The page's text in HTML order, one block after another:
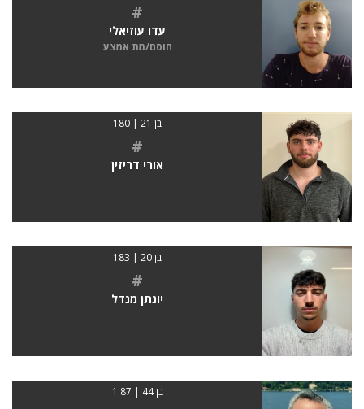
#
עדו עוזיאלי
חוסם/מת אמצע
בן 21 | 180
#
אורי דריזין
בן 20 | 183
#
יונתן מנדל
בן 44 | 1.87